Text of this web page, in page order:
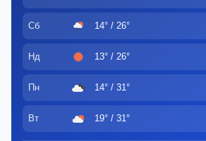
Сб 14° / 26°
Нд 13° / 26°
Пн 14° / 31°
Вт 19° / 31°